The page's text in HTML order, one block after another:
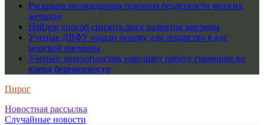
Раскрыта неожиданная причина бездетности многих
женщин
Найден способ снизить риск развития мигрени
Ученые ДВФУ нашли основу для лекарства в яде
морской анемоны
Ученые: микропластик нарушает работу гормонов во
время беременности
Пирог
Новостная рассылка
Случайные новости